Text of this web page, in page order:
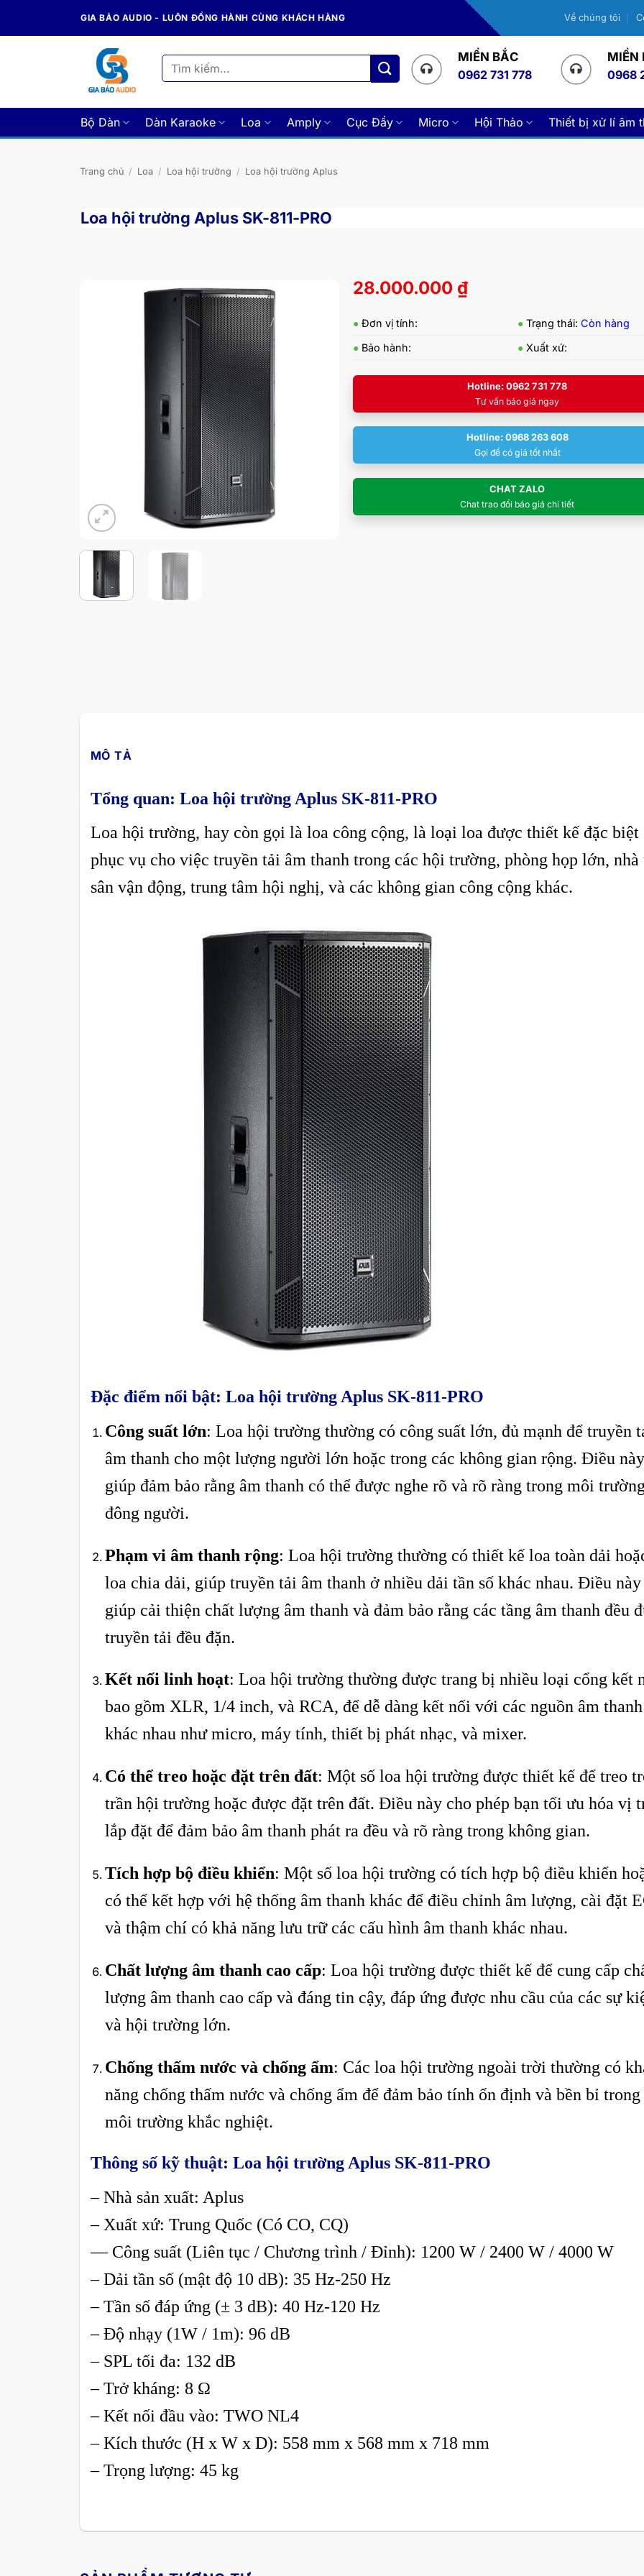
GIA BẢO AUDIO - LUÔN ĐỒNG HÀNH CÙNG KHÁCH HÀNG Về chúng tôi
Tìm
kiếm:
MIỀN BẮC
0962 731 778
MIỀN
0968
Bộ Dàn Dàn Karaoke Loa Amply Cục Đẩy Micro Hội Thảo Thiết bị xử lí âm
Trang chủ / Loa / Loa hội trường / Loa hội trường Aplus
Loa hội trường Aplus SK-811-PRO
28.000.000 ₫
●Đơn vị tính: ● Trạng thái: Còn hàng
● Bảo hành: ● Xuất xứ:
Hotline: 0962 731 778
Tư vấn báo giá ngay
Hotline: 0968 263 608
Gọi để có giá tốt nhất
CHAT ZALO
Chat trao đổi báo giá chi tiết
MÔ TẢ
Tổng quan: Loa hội trường Aplus SK-811-PRO
Loa hội trường, hay còn gọi là loa công cộng, là loại loa được thiết kế đặc biệt
phục vụ cho việc truyền tải âm thanh trong các hội trường, phòng họp lớn, nhà
sân vận động, trung tâm hội nghị, và các không gian công cộng khác.
Đặc điểm nổi bật: Loa hội trường Aplus SK-811-PRO
Công suất lớn: Loa hội trường thường có công suất lớn, đủ mạnh để truyền
âm thanh cho một lượng người lớn hoặc trong các không gian rộng. Điều này
giúp đảm bảo rằng âm thanh có thể được nghe rõ và rõ ràng trong môi trường
đông người.
Phạm vi âm thanh rộng: Loa hội trường thường có thiết kế loa toàn dải
loa chia dải, giúp truyền tải âm thanh ở nhiều dải tần số khác nhau. Điều này
giúp cải thiện chất lượng âm thanh và đảm bảo rằng các tầng âm thanh đều
truyền tải đều đặn.
Kết nối linh hoạt: Loa hội trường thường được trang bị nhiều loại cổng kết
bao gồm XLR, 1/4 inch, và RCA, để dễ dàng kết nối với các nguồn âm thanh
khác nhau như micro, máy tính, thiết bị phát nhạc, và mixer.
Có thể treo hoặc đặt trên đất: Một số loa hội trường được thiết kế để treo
trần hội trường hoặc được đặt trên đất. Điều này cho phép bạn tối ưu hóa vị
lắp đặt để đảm bảo âm thanh phát ra đều và rõ ràng trong không gian.
Tích hợp bộ điều khiển: Một số loa hội trường có tích hợp bộ điều khiển
có thể kết hợp với hệ thống âm thanh khác để điều chỉnh âm lượng, cài đặt
và thậm chí có khả năng lưu trữ các cấu hình âm thanh khác nhau.
Chất lượng âm thanh cao cấp: Loa hội trường được thiết kế để cung cấp
lượng âm thanh cao cấp và đáng tin cậy, đáp ứng được nhu cầu của các sự
và hội trường lớn.
Chống thấm nước và chống ẩm: Các loa hội trường ngoài trời thường có
năng chống thấm nước và chống ẩm để đảm bảo tính ổn định và bền bỉ trong
môi trường khắc nghiệt.
Thông số kỹ thuật: Loa hội trường Aplus SK-811-PRO
– Nhà sản xuất: Aplus
– Xuất xứ: Trung Quốc (Có CO, CQ)
— Công suất (Liên tục / Chương trình / Đỉnh): 1200 W / 2400 W / 4000 W
– Dải tần số (mật độ 10 dB): 35 Hz-250 Hz
– Tần số đáp ứng (± 3 dB): 40 Hz-120 Hz
– Độ nhạy (1W / 1m): 96 dB
– SPL tối đa: 132 dB
– Trở kháng: 8 Ω
– Kết nối đầu vào: TWO NL4
– Kích thước (H x W x D): 558 mm x 568 mm x 718 mm
– Trọng lượng: 45 kg